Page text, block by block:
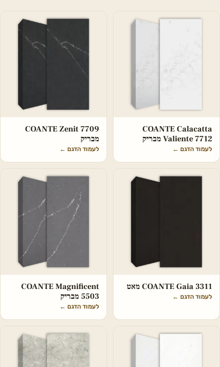
COANTE Calacatta
Valiente 7712 מבריק
לעמוד הדגם ←
COANTE Zenit 7709
מבריק
לעמוד הדגם ←
COANTE Gaia 3311 מאט
לעמוד הדגם ←
COANTE Magnificent
5503 מבריק
לעמוד הדגם ←